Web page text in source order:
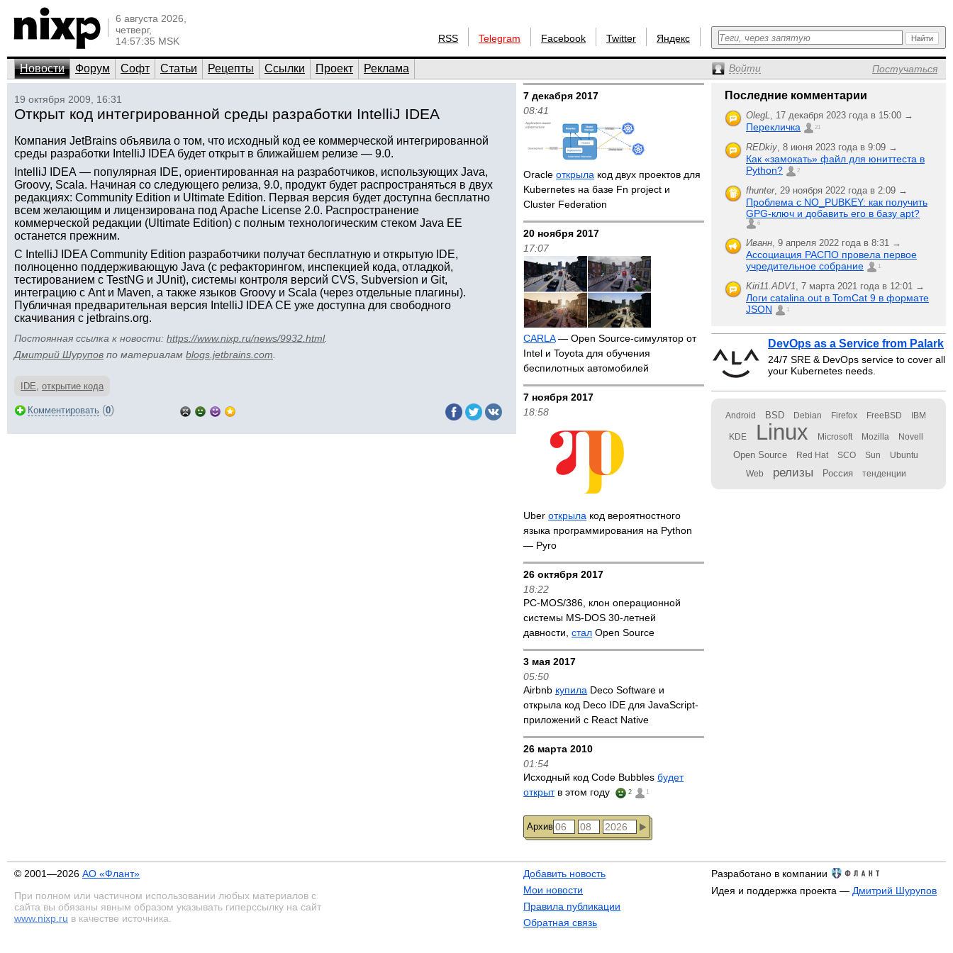
6 августа 2026,
четверг,
14:57:35 MSK
RSS Telegram Facebook Twitter Яндекс
Новости Форум Софт Статьи Рецепты Ссылки Проект Реклама Войти Постучаться
19 октября 2009, 16:31
Открыт код интегрированной среды разработки IntelliJ IDEA
Компания JetBrains объявила о том, что исходный код ее коммерческой интегрированной
среды разработки IntelliJ IDEA будет открыт в ближайшем релизе — 9.0.
IntelliJ IDEA — популярная IDE, ориентированная на разработчиков, использующих Java,
Groovy, Scala. Начиная со следующего релиза, 9.0, продукт будет распространяться в двух
редакциях: Сommunity Edition и Ultimate Edition. Первая версия будет доступна бесплатно
всем желающим и лицензирована под Apache License 2.0. Распространение
коммерческой редакции (Ultimate Edition) с полным технологическим стеком Java EE
останется прежним.
С IntelliJ IDEA Community Edition разработчики получат бесплатную и открытую IDE,
полноценно поддерживающую Java (с рефакторингом, инспекцией кода, отладкой,
тестированием с TestNG и JUnit), системы контроля версий CVS, Subversion и Git,
интеграцию с Ant и Maven, а также языков Groovy и Scala (через отдельные плагины).
Публичная предварительная версия IntelliJ IDEA CE уже доступна для свободного
скачивания с jetbrains.org.
Постоянная ссылка к новости: https://www.nixp.ru/news/9932.html.
Дмитрий Шурупов по материалам blogs.jetbrains.com
IDE, открытие кода
Комментировать (0)
7 декабря 2017
08:41
Oracleоткрыла код двух проектов для
Kubernetes на базе Fn project и
Cluster Federation
20 ноября 2017
17:07
CARLA— Open Source-симулятор от
Intel и Toyota для обучения
беспилотных автомобилей
7 ноября 2017
18:58
Uberоткрыла код вероятностного
языка программирования на Python
— Pyro
26 октября 2017
18:22
PC-MOS/386, клон операционной
системы MS-DOS 30-летней
давности,стал Open Source
3 мая 2017
05:50
Airbnb купила Deco Software и
открыла код Deco IDE для JavaScript-
приложений с React Native
26 марта 2010
01:54
Исходный код Code Bubblesбудет
открытв этом году 2 1
Архив
Последние комментарии
OlegL, 17 декабря 2023 года в 15:00 →
Перекличка 21
REDkiy, 8 июня 2023 года в 9:09 →
Как «замокать» файл для юниттеста в
Python?
2
fhunter, 29 ноября 2022 года в 2:09 →
Проблема с NO_PUBKEY: как получить
GPG-ключ и добавить его в базу apt?
6
Иванн, 9 апреля 2022 года в 8:31 →
Ассоциация РАСПО провела первое
учредительное собрание
1
Kiri11.ADV1, 7 марта 2021 года в 12:01 →
Логи catalina.out в TomCat 9 в формате
JSON
1
DevOps as a Service from Palark
24/7 SRE & DevOps service to cover all
your Kubernetes needs.
Android BSD Debian Firefox FreeBSD IBM
KDE Linux Microsoft Mozilla Novell
Open Source Red Hat SCO Sun Ubuntu
Web релизы Россия тенденции
© 2001—2026 АО «Флант»
При полном или частичном использовании любых материалов с
сайта вы обязаны явным образом указывать гиперссылку на сайт
www.nixp.ru в качестве источника.
Добавить новость
Мои новости
Правила публикации
Обратная связь
Разработано в компании
Идея и поддержка проекта — Дмитрий Шурупов